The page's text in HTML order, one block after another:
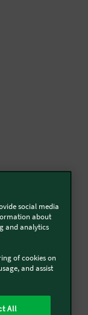
social media
about
and analytics
of cookies on
and assist
All